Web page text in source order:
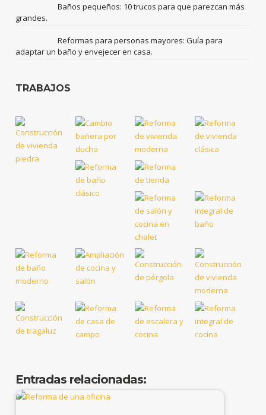
Baños pequeños: 10 trucos para que parezcan más
grandes.
Reformas para personas mayores: Guía para
adaptar un baño y envejecer en casa.
TRABAJOS
Entradas relacionadas: